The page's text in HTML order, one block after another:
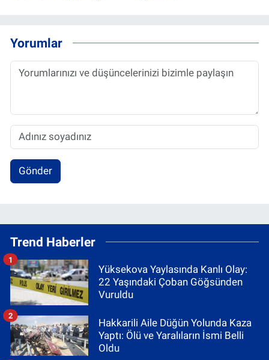
Yorumlar
Gönder
Trend Haberler
Yüksekova Yaylasında Kanlı Olay:
22 Yaşındaki Çoban Göğsünden
Vuruldu
1
Hakkarili Aile Düğün Yolunda Kaza
Yaptı: Ölü ve Yaralıların İsmi Belli
Oldu
2